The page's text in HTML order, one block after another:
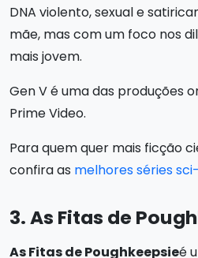
DNA violento, sexual e
mãe, mas com um foco nos
mais jovem.
Gen V é uma das produções
Prime Video.
Para quem quer mais ficção
confira as melhores séries
3. As Fitas de
As Fitas de Poughkeepsieé